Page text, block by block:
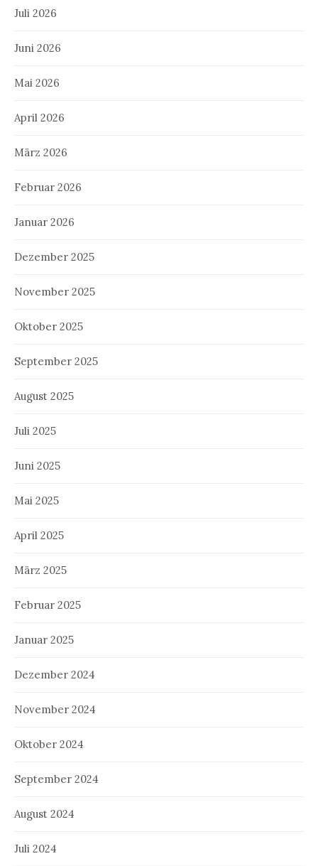
Juli 2026
Juni 2026
Mai 2026
April 2026
März 2026
Februar 2026
Januar 2026
Dezember 2025
November 2025
Oktober 2025
September 2025
August 2025
Juli 2025
Juni 2025
Mai 2025
April 2025
März 2025
Februar 2025
Januar 2025
Dezember 2024
November 2024
Oktober 2024
September 2024
August 2024
Juli 2024